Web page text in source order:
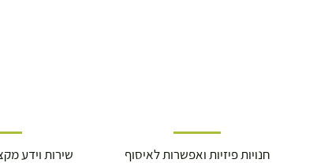
שירות וידע
חנויות פיזיות ואפשרות לאיסוף